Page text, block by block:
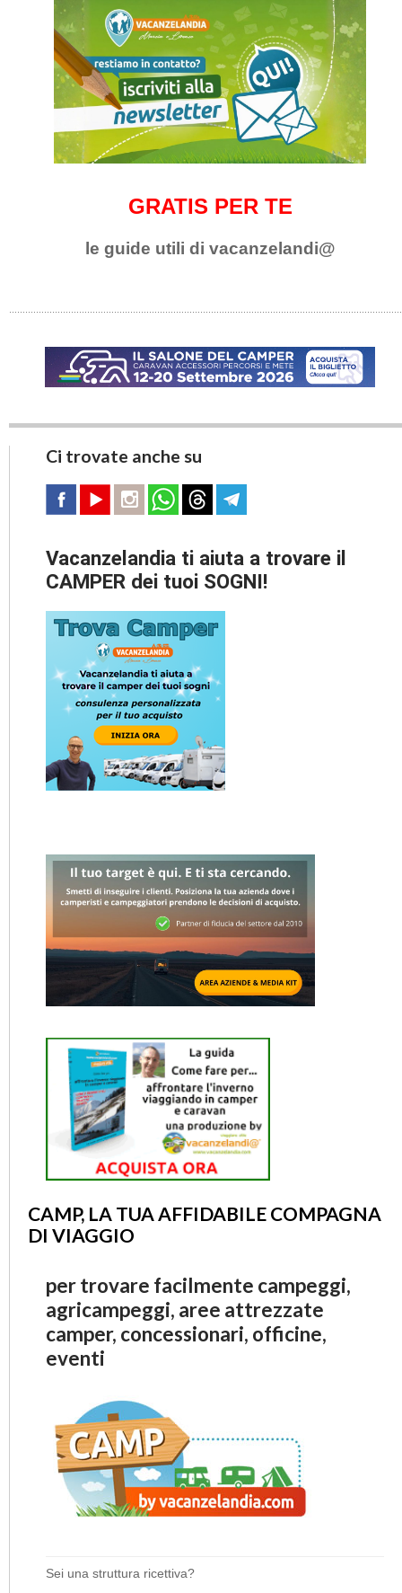
GRATIS PER TE
le guide utili di vacanzelandi@
Ci trovate anche su
Vacanzelandia ti aiuta a trovare il
CAMPER dei tuoi SOGNI!
CAMP, LA TUA AFFIDABILE COMPAGNA
DI VIAGGIO
per trovare facilmente campeggi,
agricampeggi, aree attrezzate
camper, concessionari, officine,
eventi
Sei una struttura ricettiva?